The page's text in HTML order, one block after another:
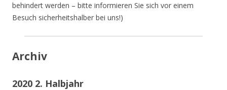
behindert werden – bitte informieren Sie sich vor einem
Besuch sicherheitshalber bei uns!)
Archiv
2020 2. Halbjahr